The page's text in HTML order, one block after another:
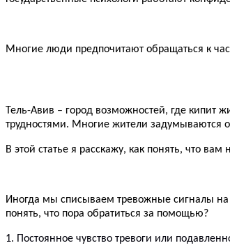
Многие люди предпочитают обращаться к
Тель-Авив – город возможностей, где кипит
трудностями. Многие жители задумываются
В этой статье я расскажу, как понять, что
Иногда мы списываем тревожные сигналы на
понять, что пора обратиться за помощью?
1. Постоянное чувство тревоги или